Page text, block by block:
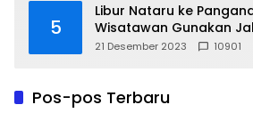
5
Libur Nataru ke
Wisatawan Gunakan
21 Desember 2023 10901
Pos-pos Terbaru